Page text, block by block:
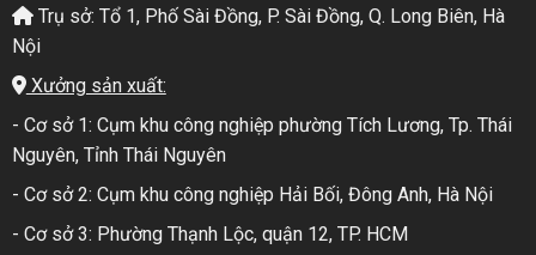
Trụ sở: Tổ 1, Phố Sài Đồng, P. Sài Đồng, Q. Long Biên, Hà
Nội
Xưởng sản xuất:
- Cơ sở 1: Cụm khu công nghiệp phường Tích Lương, Tp. Thái
Nguyên, Tỉnh Thái Nguyên
- Cơ sở 2: Cụm khu công nghiệp Hải Bối, Đông Anh, Hà Nội
- Cơ sở 3: Phường Thạnh Lộc, quận 12, TP. HCM